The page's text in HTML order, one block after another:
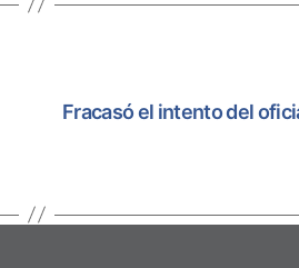
Fracasó el intento del